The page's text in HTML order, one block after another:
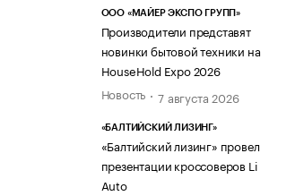
ООО «МАЙЕР ЭКСПО ГРУПП»
Производители представят
новинки бытовой техники на
HouseHold Expo 2026
Новость
7 августа 2026
«БАЛТИЙСКИЙ ЛИЗИНГ»
«Балтийский лизинг» провел
презентации кроссоверов Li
Auto